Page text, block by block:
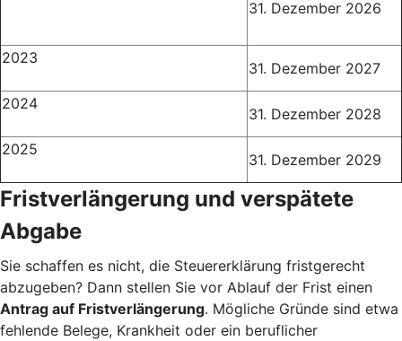
31. Dezember 2026
2023
31. Dezember 2027
2024
31. Dezember 2028
2025
31. Dezember 2029
Fristverlängerung und verspätete
Abgabe
Sie schaffen es nicht, die Steuererklärung fristgerecht
abzugeben? Dann stellen Sie vor Ablauf der Frist einen
Antrag auf Fristverlängerung. Mögliche Gründe sind etwa
fehlende Belege, Krankheit oder ein beruflicher